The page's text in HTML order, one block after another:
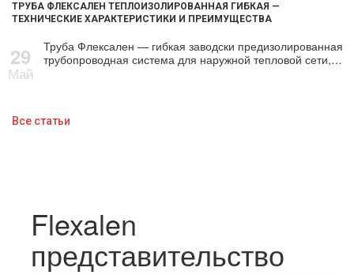
ТРУБА ФЛЕКСАЛЕН ТЕПЛОИЗОЛИРОВАННАЯ ГИБКАЯ —
ТЕХНИЧЕСКИЕ ХАРАКТЕРИСТИКИ И ПРЕИМУЩЕСТВА
29
Май
Труба Флексален — гибкая заводски предизолированная
трубопроводная система для наружной тепловой сети,…
Все статьи
Flexalen
представительство